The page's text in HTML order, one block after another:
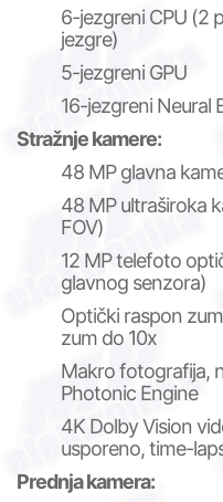
6-jezgreni CPU (2
jezgre)
5-jezgreni GPU
16-jezgreni Neural
Stražnje kamere:
48 MP glavna
48 MP ultraširoka
FOV)
12 MP telefoto
glavnog senzora)
Optički raspon
zum do 10x
Makro fotografija,
Photonic Engine
4K Dolby Vision
usporeno, time-
Prednja kamera: